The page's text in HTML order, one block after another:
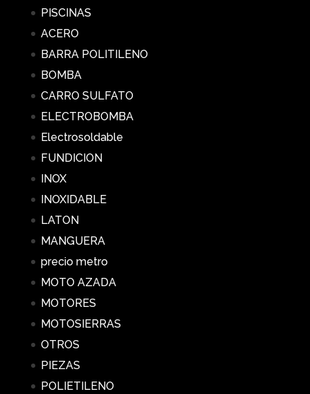
PISCINAS
ACERO
BARRA POLITILENO
BOMBA
CARRO SULFATO
ELECTROBOMBA
Electrosoldable
FUNDICION
INOX
INOXIDABLE
LATON
MANGUERA
precio metro
MOTO AZADA
MOTORES
MOTOSIERRAS
OTROS
PIEZAS
POLIETILENO